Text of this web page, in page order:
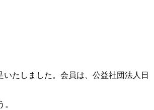
たしました。会員は、公益社団法人日